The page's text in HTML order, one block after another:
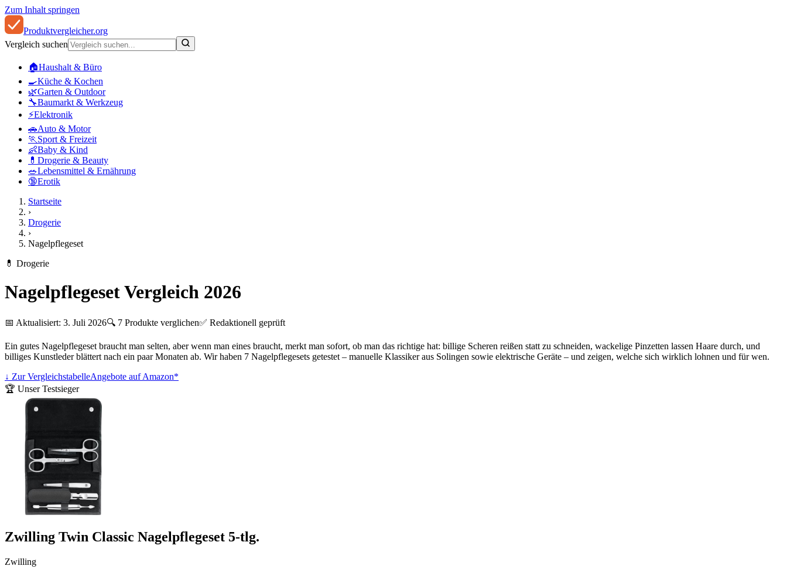
Zum Inhalt springen
Produktvergleicher.org
Vergleich suchen
🏠Haushalt & Büro
🍳Küche & Kochen
🌿Garten & Outdoor
🔧Baumarkt & Werkzeug
⚡Elektronik
🚗Auto & Motor
🏃 Sport & Freizeit
👶Baby & Kind
💊 Drogerie & Beauty
🥗Lebensmittel & Ernährung
🔞Erotik
Startseite
›
Drogerie
›
Nagelpflegeset
💊 Drogerie
Nagelpflegeset Vergleich 2026
📅 Aktualisiert: 3. Juli 2026🔍 7 Produkte verglichen✅ Redaktionell geprüft
Ein gutes Nagelpflegeset braucht man selten, aber wenn man eines braucht, merkt man sofort, ob man das richtige hat: billige Scheren reißen statt zu schneiden, wackelige Pinzetten lassen Haare durch, und
billiges Kunstleder blättert nach ein paar Monaten ab. Wir haben 7 Nagelpflegesets getestet – manuelle Klassiker aus Solingen sowie elektrische Geräte – und zeigen, welche sich wirklich lohnen und für wen.
↓ Zur VergleichstabelleAngebote auf Amazon*
🏆 Unser Testsieger
Zwilling Twin Classic Nagelpflegeset 5-tlg.
Zwilling